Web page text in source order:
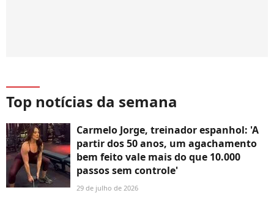
Top notícias da semana
Carmelo Jorge, treinador espanhol: 'A
partir dos 50 anos, um agachamento
bem feito vale mais do que 10.000
passos sem controle'
29 de julho de 2026